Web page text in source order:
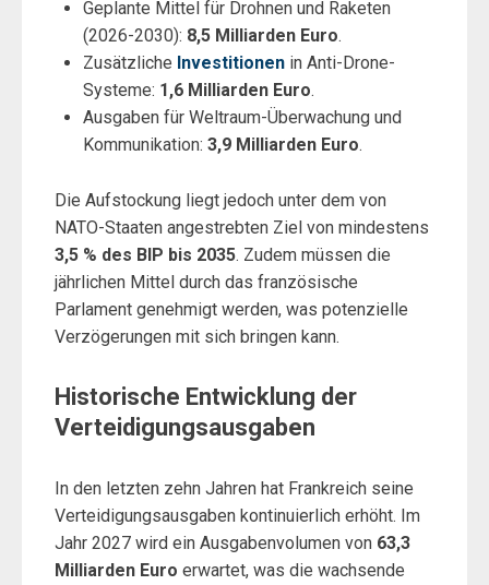
Geplante Mittel für Drohnen und Raketen
(2026-2030): 8,5 Milliarden Euro.
Zusätzliche Investitionenin Anti-Drone-
Systeme: 1,6 Milliarden Euro.
Ausgaben für Weltraum-Überwachung und
Kommunikation: 3,9 Milliarden Euro.
Die Aufstockung liegt jedoch unter dem von
NATO-Staaten angestrebten Ziel von mindestens
3,5 % des BIP bis 2035. Zudem müssen die
jährlichen Mittel durch das französische
Parlament genehmigt werden, was potenzielle
Verzögerungen mit sich bringen kann.
Historische Entwicklung der
Verteidigungsausgaben
In den letzten zehn Jahren hat Frankreich seine
Verteidigungsausgaben kontinuierlich erhöht. Im
Jahr 2027 wird ein Ausgabenvolumen von 63,3
Milliarden Euro erwartet, was die wachsende